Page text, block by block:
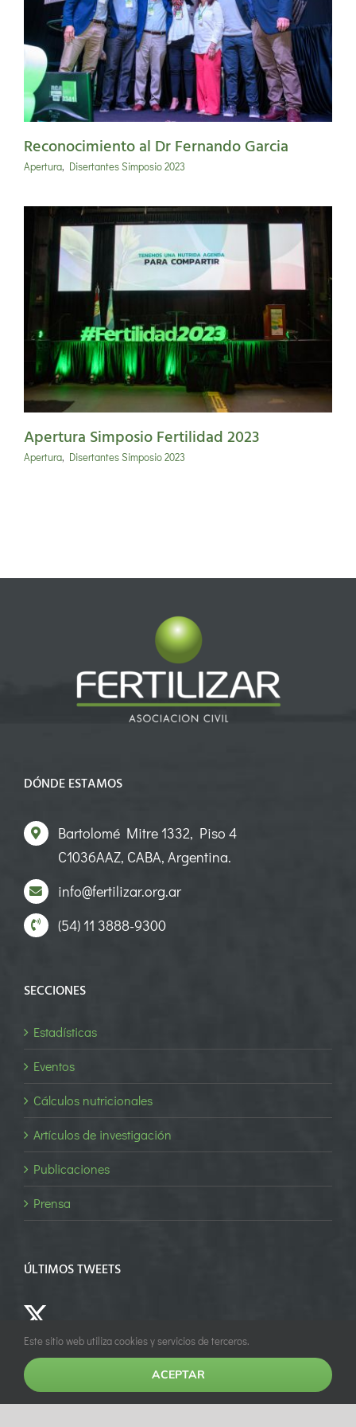
Reconocimiento al Dr Fernando Garcia
Apertura, Disertantes Simposio 2023
Apertura Simposio Fertilidad 2023
Apertura, Disertantes Simposio 2023
DÓNDE ESTAMOS
Bartolomé Mitre 1332, Piso 4
C1036AAZ, CABA, Argentina.
info@fertilizar.org.ar
(54) 11 3888-9300
SECCIONES
Estadísticas
Eventos
Cálculos nutricionales
Artículos de investigación
Publicaciones
Prensa
ÚLTIMOS TWEETS
© Copyright 1994 -
2026 | Todos los derechos reservados | Diseño por
Empower Marketing
Este sitio web utiliza cookies y servicios de terceros.
ACEPTAR